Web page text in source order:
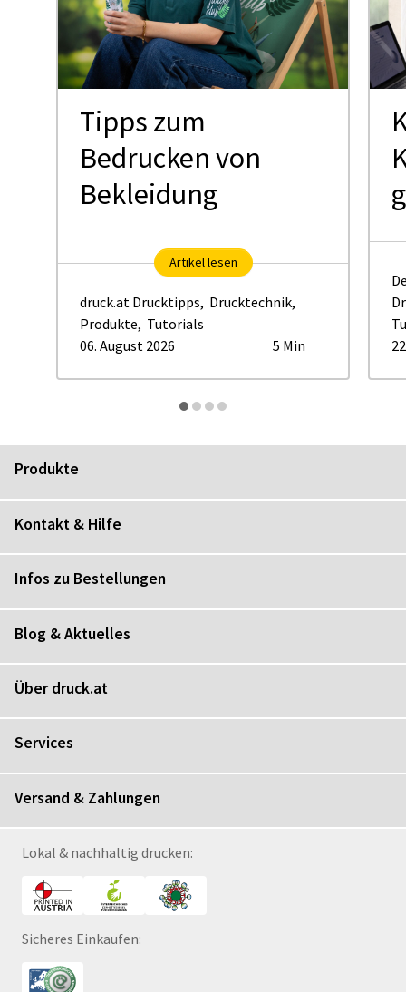
Tipps zum
Bedrucken von
Bekleidung
Artikel lesen
druck.at Drucktipps, Drucktechnik,
Produkte, Tutorials
06. August 2026
5 Min
Produkte
Kontakt & Hilfe
Infos zu Bestellungen
Blog & Aktuelles
Über druck.at
Services
Versand & Zahlungen
Lokal & nachhaltig drucken:
Sicheres Einkaufen: